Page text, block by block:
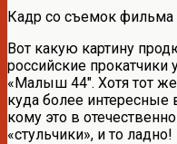
Кадр со съемок фильма
Вот какую картину
российские
«Малыш 44″. Хотя тот
куда более
кому это в
«стульчики», и то ладно!